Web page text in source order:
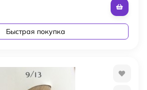
Быстрая покупка